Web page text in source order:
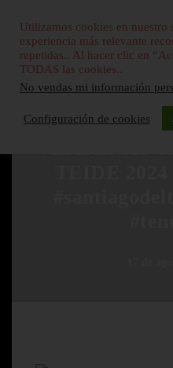
Utilizamos cookies en nuestro
experiencia más relevante
repetidas.. Al hacer clic en
TODAS las cookies..
No vendas mi información
Configuración de cookies